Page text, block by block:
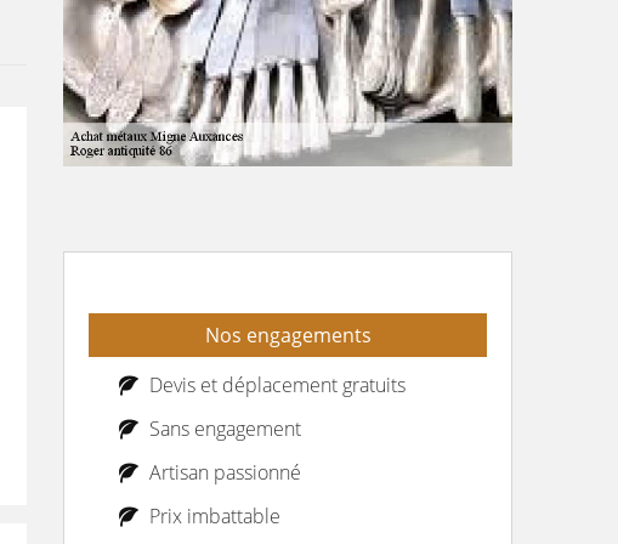
Nos engagements
Devis et déplacement gratuits
Sans engagement
Artisan passionné
Prix imbattable